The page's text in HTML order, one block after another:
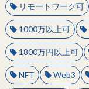
リモートワーク可
1000万以上可
1800万円以上可
NFT Web3